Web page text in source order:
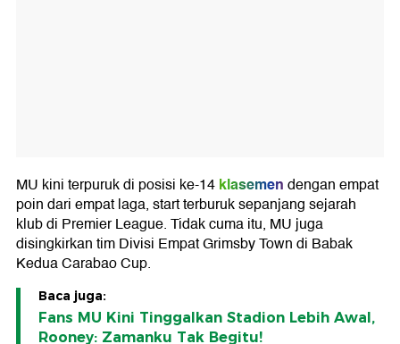
MU kini terpuruk di posisi ke-14klasemendengan empat
poin dari empat laga, start terburuk sepanjang sejarah
klub di Premier League. Tidak cuma itu, MU juga
disingkirkan tim Divisi Empat Grimsby Town di Babak
Kedua Carabao Cup.
Baca juga:
Fans MU Kini Tinggalkan Stadion Lebih Awal,
Rooney: Zamanku Tak Begitu!